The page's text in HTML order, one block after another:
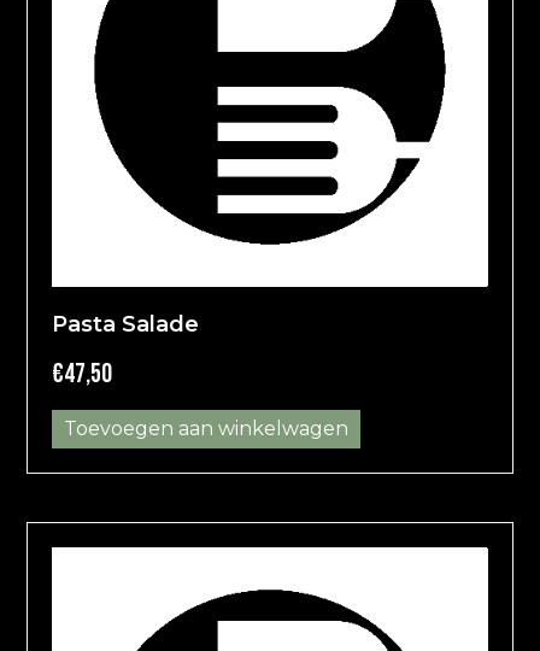
Pasta Salade
€47,50
Toevoegen aan winkelwagen